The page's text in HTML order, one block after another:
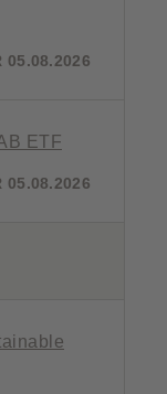
05.08.2026
ETF
05.08.2026